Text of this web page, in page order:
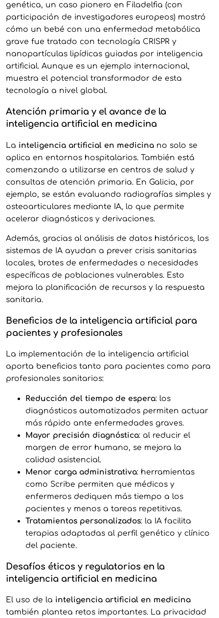
genética, un caso pionero en Filadelfia (con
participación de investigadores europeos) mostró
cómo un bebé con una enfermedad metabólica
grave fue tratado con tecnología CRISPR y
nanopartículas lipídicas guiadas por inteligencia
artificial. Aunque es un ejemplo internacional,
muestra el potencial transformador de esta
tecnología a nivel global.
Atención primaria y el avance de la
inteligencia artificial en medicina
La inteligencia artificial en medicinano solo se
aplica en entornos hospitalarios. También está
comenzando a utilizarse en centros de salud y
consultas de atención primaria. En Galicia, por
ejemplo, se están evaluando radiografías simples y
osteoarticulares mediante IA, lo que permite
acelerar diagnósticos y derivaciones.
Además, gracias al análisis de datos históricos, los
sistemas de IA ayudan a prever crisis sanitarias
locales, brotes de enfermedades o necesidades
específicas de poblaciones vulnerables. Esto
mejora la planificación de recursos y la respuesta
sanitaria.
Beneficios de la inteligencia artificial para
pacientes y profesionales
La implementación de la inteligencia artificial
aporta beneficios tanto para pacientes como para
profesionales sanitarios:
Reducción del tiempo de espera: los
diagnósticos automatizados permiten actuar
más rápido ante enfermedades graves.
Mayor precisión diagnóstica: al reducir el
margen de error humano, se mejora la
calidad asistencial.
Menor carga administrativa: herramientas
como Scribe permiten que médicos y
enfermeros dediquen más tiempo a los
pacientes y menos a tareas repetitivas.
Tratamientos personalizados: la IA facilita
terapias adaptadas al perfil genético y clínico
del paciente.
Desafíos éticos y regulatorios en la
inteligencia artificial en medicina
El uso de la inteligencia artificial en medicina
también plantea retos importantes. La privacidad